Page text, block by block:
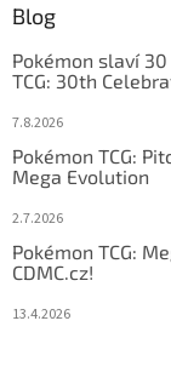
Blog
Pokémon slaví
TCG: 30th
7.8.2026
Pokémon TCG:
Mega Evolution
2.7.2026
Pokémon TCG:
CDMC.cz!
13.4.2026